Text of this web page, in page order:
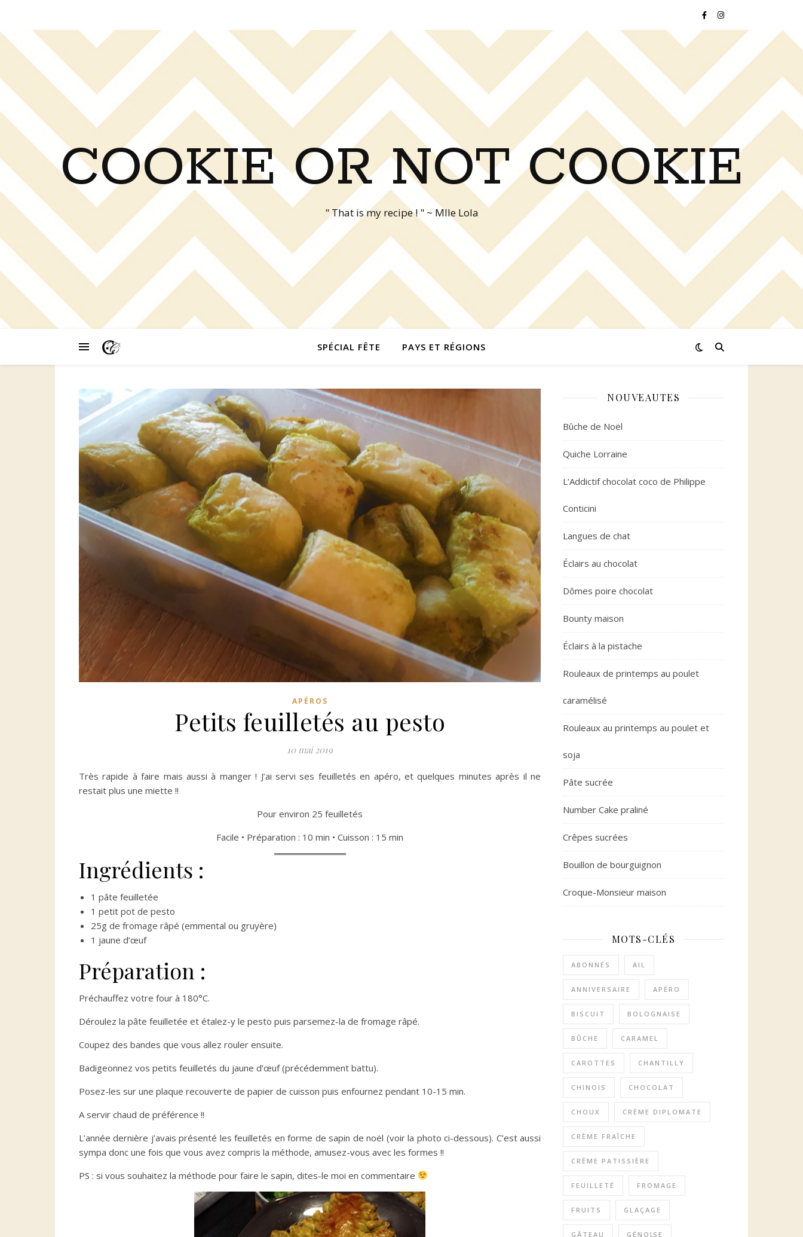
COOKIE OR NOT COOKIE
" That is my recipe ! " ~ Mlle Lola
SPÉCIAL FÊTE PAYS ET RÉGIONS
APÉROS
Petits feuilletés au pesto
10 mai 2019
Très rapide à faire mais aussi à manger ! J’ai servi ses feuilletés en apéro, et quelques minutes après il ne
restait plus une miette !!
Pour environ 25 feuilletés
Facile • Préparation : 10 min • Cuisson : 15 min
Ingrédients :
1 pâte feuilletée
1 petit pot de pesto
25g de fromage râpé (emmental ou gruyère)
1 jaune d’œuf
Préparation :
Préchauffez votre four à 180°C.
Déroulez la pâte feuilletée et étalez-y le pesto puis parsemez-la de fromage râpé.
Coupez des bandes que vous allez rouler ensuite.
Badigeonnez vos petits feuilletés du jaune d’œuf (précédemment battu).
Posez-les sur une plaque recouverte de papier de cuisson puis enfournez pendant 10-15 min.
A servir chaud de préférence !!
L’année dernière j’avais présenté les feuilletés en forme de sapin de noël (voir la photo ci-dessous). C’est aussi
sympa donc une fois que vous avez compris la méthode, amusez-vous avec les formes !!
PS : si vous souhaitez la méthode pour faire le sapin, dites-le moi en commentaire
NOUVEAUTES
Bûche de Noël
Quiche Lorraine
L’Addictif chocolat coco de Philippe
Conticini
Langues de chat
Éclairs au chocolat
Dômes poire chocolat
Bounty maison
Éclairs à la pistache
Rouleaux de printemps au poulet
caramélisé
Rouleaux au printemps au poulet et
soja
Pâte sucrée
Number Cake praliné
Crêpes sucrées
Bouillon de bourguignon
Croque-Monsieur maison
MOTS-CLÉS
ABONNÉS AIL
ANNIVERSAIRE APÉRO
BISCUIT BOLOGNAISE
BÛCHE CARAMEL
CAROTTES CHANTILLY
CHINOIS CHOCOLAT
CHOUX CRÈME DIPLOMATE
CRÈME FRAÎCHE
CRÈME PATISSIÈRE
FEUILLETÉ FROMAGE
FRUITS GLAÇAGE
GÂTEAU GÉNOISE